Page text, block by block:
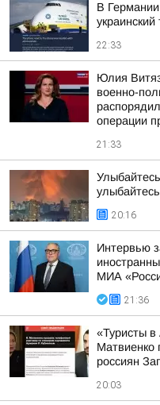
В
22:33
Юлия
военно-
операции
21:33
улыбайтесь
20:16
Интервью
МИА
21:36
«Туристы
Матвиенко
россиян
20:03